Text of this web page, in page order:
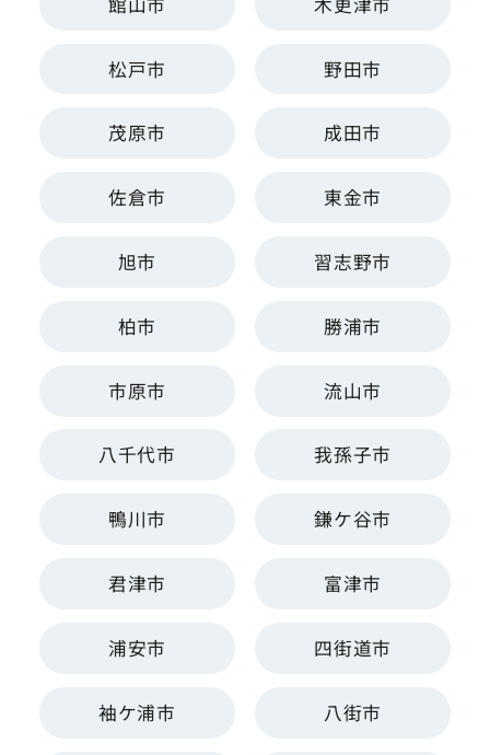
松戸市 野田市
茂原市 成田市
佐倉市 東金市
旭市 習志野市
柏市 勝浦市
市原市 流山市
八千代市 我孫子市
鴨川市 鎌ケ谷市
君津市 富津市
浦安市 四街道市
袖ケ浦市 八街市